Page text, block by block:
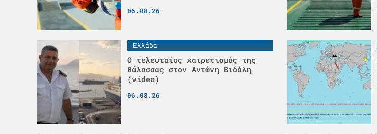
06.08.26
Ελλάδα
Ο τελευταίος χαιρετισμός της
θάλασσας στον Αντώνη Βιδάλη
(video)
06.08.26